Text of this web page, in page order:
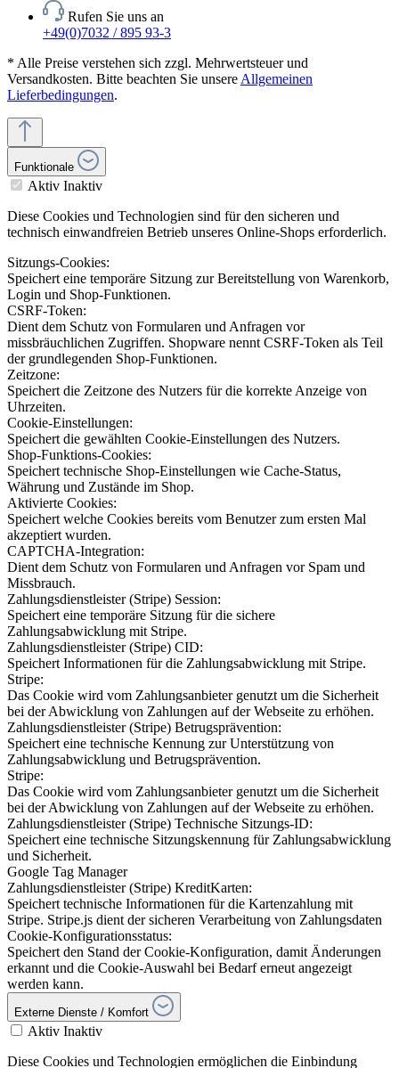
Rufen Sie uns an
+49(0)7032 / 895 93-3
* Alle Preise verstehen sich zzgl. Mehrwertsteuer und
Versandkosten. Bitte beachten Sie unsere Allgemeinen
Lieferbedingungen.
Funktionale
Aktiv Inaktiv
Diese Cookies und Technologien sind für den sicheren und
technisch einwandfreien Betrieb unseres Online-Shops erforderlich.
Sitzungs-Cookies:
Speichert eine temporäre Sitzung zur Bereitstellung von Warenkorb,
Login und Shop-Funktionen.
CSRF-Token:
Dient dem Schutz von Formularen und Anfragen vor
missbräuchlichen Zugriffen. Shopware nennt CSRF-Token als Teil
der grundlegenden Shop-Funktionen.
Zeitzone:
Speichert die Zeitzone des Nutzers für die korrekte Anzeige von
Uhrzeiten.
Cookie-Einstellungen:
Speichert die gewählten Cookie-Einstellungen des Nutzers.
Shop-Funktions-Cookies:
Speichert technische Shop-Einstellungen wie Cache-Status,
Währung und Zustände im Shop.
Aktivierte Cookies:
Speichert welche Cookies bereits vom Benutzer zum ersten Mal
akzeptiert wurden.
CAPTCHA-Integration:
Dient dem Schutz von Formularen und Anfragen vor Spam und
Missbrauch.
Zahlungsdienstleister (Stripe) Session:
Speichert eine temporäre Sitzung für die sichere
Zahlungsabwicklung mit Stripe.
Zahlungsdienstleister (Stripe) CID:
Speichert Informationen für die Zahlungsabwicklung mit Stripe.
Stripe:
Das Cookie wird vom Zahlungsanbieter genutzt um die Sicherheit
bei der Abwicklung von Zahlungen auf der Webseite zu erhöhen.
Zahlungsdienstleister (Stripe) Betrugsprävention:
Speichert eine technische Kennung zur Unterstützung von
Zahlungsabwicklung und Betrugsprävention.
Stripe:
Das Cookie wird vom Zahlungsanbieter genutzt um die Sicherheit
bei der Abwicklung von Zahlungen auf der Webseite zu erhöhen.
Zahlungsdienstleister (Stripe) Technische Sitzungs-ID:
Speichert eine technische Sitzungskennung für Zahlungsabwicklung
und Sicherheit.
Google Tag Manager
Zahlungsdienstleister (Stripe) KreditKarten:
Speichert technische Informationen für die Kartenzahlung mit
Stripe. Stripe.js dient der sicheren Verarbeitung von Zahlungsdaten
Cookie-Konfigurationsstatus:
Speichert den Stand der Cookie-Konfiguration, damit Änderungen
erkannt und die Cookie-Auswahl bei Bedarf erneut angezeigt
werden kann.
Externe Dienste / Komfort
Aktiv Inaktiv
Diese Cookies und Technologien ermöglichen die Einbindung